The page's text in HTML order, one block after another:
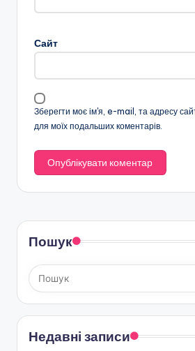
Сайт
Зберегти моє ім'я, e-mail, та адресу
для моїх подальших коментарів.
Пошук
Недавні записи